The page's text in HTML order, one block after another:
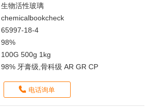
生物活性玻璃
chemicalbookcheck
65997-18-4
98%
100G 500g 1kg
98% 牙膏级,骨科级 AR GR CP
电话询单